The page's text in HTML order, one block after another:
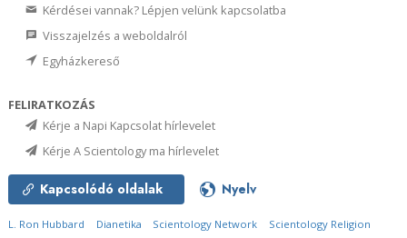
Kérdései vannak? Lépjen velünk kapcsolatba
Visszajelzés a weboldalról
Egyházkereső
FELIRATKOZÁS
Kérje a Napi Kapcsolat hírlevelet
Kérje A Scientology ma hírlevelet
Kapcsolódó oldalak Nyelv
L. Ron Hubbard Dianetika Scientology Network Scientology Religion